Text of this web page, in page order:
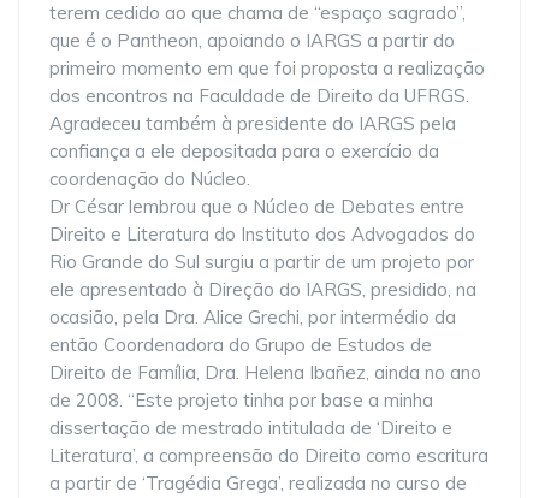
terem cedido ao que chama de “espaço sagrado”,
que é o Pantheon, apoiando o IARGS a partir do
primeiro momento em que foi proposta a realização
dos encontros na Faculdade de Direito da UFRGS.
Agradeceu também à presidente do IARGS pela
confiança a ele depositada para o exercício da
coordenação do Núcleo.
Dr César lembrou que o Núcleo de Debates entre
Direito e Literatura do Instituto dos Advogados do
Rio Grande do Sul surgiu a partir de um projeto por
ele apresentado à Direção do IARGS, presidido, na
ocasião, pela Dra. Alice Grechi, por intermédio da
então Coordenadora do Grupo de Estudos de
Direito de Família, Dra. Helena Ibañez, ainda no ano
de 2008. “Este projeto tinha por base a minha
dissertação de mestrado intitulada de ‘Direito e
Literatura’, a compreensão do Direito como escritura
a partir de ‘Tragédia Grega’, realizada no curso de